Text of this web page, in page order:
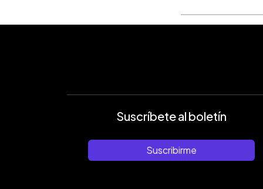
Suscríbete al boletín
Suscribirme